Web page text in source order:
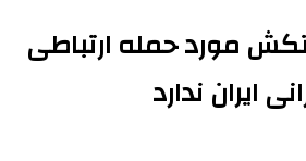
مورد حمله ارتباطی
ایران ندارد